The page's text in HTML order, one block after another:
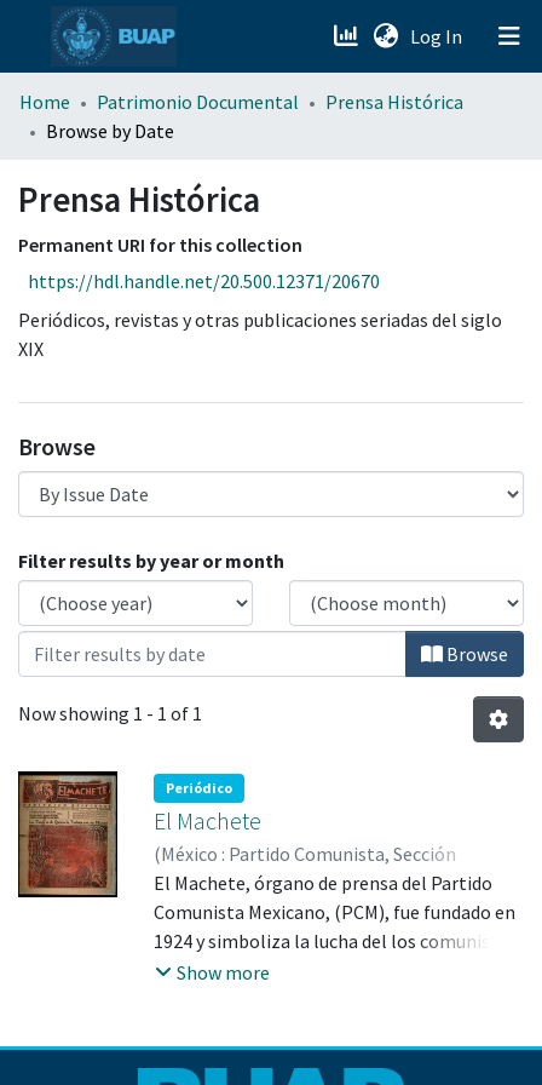
Log In (current)
menu.section.about_menu
Home Patrimonio Documental
Prensa Histórica
Browse by Date
Prensa Histórica
Permanent URI for this collection
https://hdl.handle.net/20.500.12371/20670
Periódicos, revistas y otras publicaciones seriadas del siglo
XIX
Browse
Browsing Prensa Histórica by Issue Date
Filter results by year or month
Browse
Now showing 1 - 1 of 1
Periódico
El Machete
(México : Partido Comunista, Sección
Mexicana de la Internacional Comunista,
1929)Guerrero, Xavier (director);Alfaro
Siqueiros, David, 1896-1974 (colaborador)
Rivera, Diego, 1886-1957 (colaborador)
El Machete, órgano de prensa del Partido
Comunista Mexicano, (PCM), fue fundado en
1924 y simboliza la lucha del los comunistas
mexicanos. Fue más que un simple órgano de
proyectos y propuestas mas relevantes de
Show more